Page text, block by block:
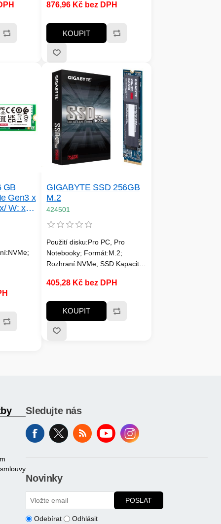
s a víc;
100 TBW
NVMe; Rychlost čtení
zápisu MB/s:1500MB/s a víc;
Typ paměti SSD:3D; Životnost
zápisu SSD v TB:Min. 100 TBW
876,96 Kč bez DPH
KOUPIT
GB
Gen3 x
W: xx
GIGABYTE SSD 256GB
M.2
424501
Použití disku:Pro PC, Pro
Notebooky; Formát:M.2;
Rozhraní:NVMe; SSD Kapacita
NVMe; Rychlost čtení
zápisu MB/s:1000MB/s a víc;
Typ paměti SSD:3D; Životnost
zápisu SSD v TB:Min. 200 TBW
405,28 Kč bez DPH
KOUPIT
Sledujte nás
Novinky
POSLAT
Odebírat Odhlásit